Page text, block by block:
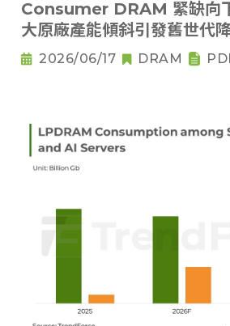
Consumer DRAM 緊缺向
大原廠產能傾斜引發舊世代
2026/06/17 DRAM